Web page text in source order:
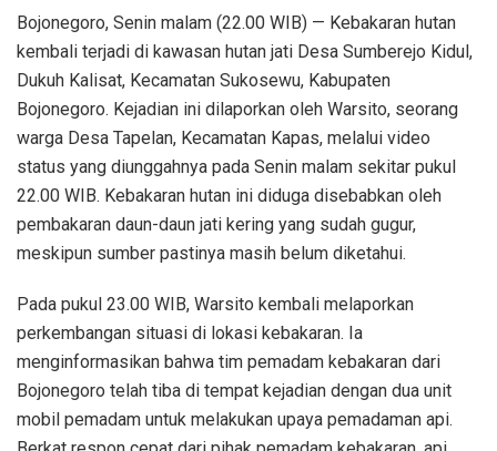
Bojonegoro, Senin malam (22.00 WIB) — Kebakaran hutan
kembali terjadi di kawasan hutan jati Desa Sumberejo Kidul,
Dukuh Kalisat, Kecamatan Sukosewu, Kabupaten
Bojonegoro. Kejadian ini dilaporkan oleh Warsito, seorang
warga Desa Tapelan, Kecamatan Kapas, melalui video
status yang diunggahnya pada Senin malam sekitar pukul
22.00 WIB. Kebakaran hutan ini diduga disebabkan oleh
pembakaran daun-daun jati kering yang sudah gugur,
meskipun sumber pastinya masih belum diketahui.
Pada pukul 23.00 WIB, Warsito kembali melaporkan
perkembangan situasi di lokasi kebakaran. Ia
menginformasikan bahwa tim pemadam kebakaran dari
Bojonegoro telah tiba di tempat kejadian dengan dua unit
mobil pemadam untuk melakukan upaya pemadaman api.